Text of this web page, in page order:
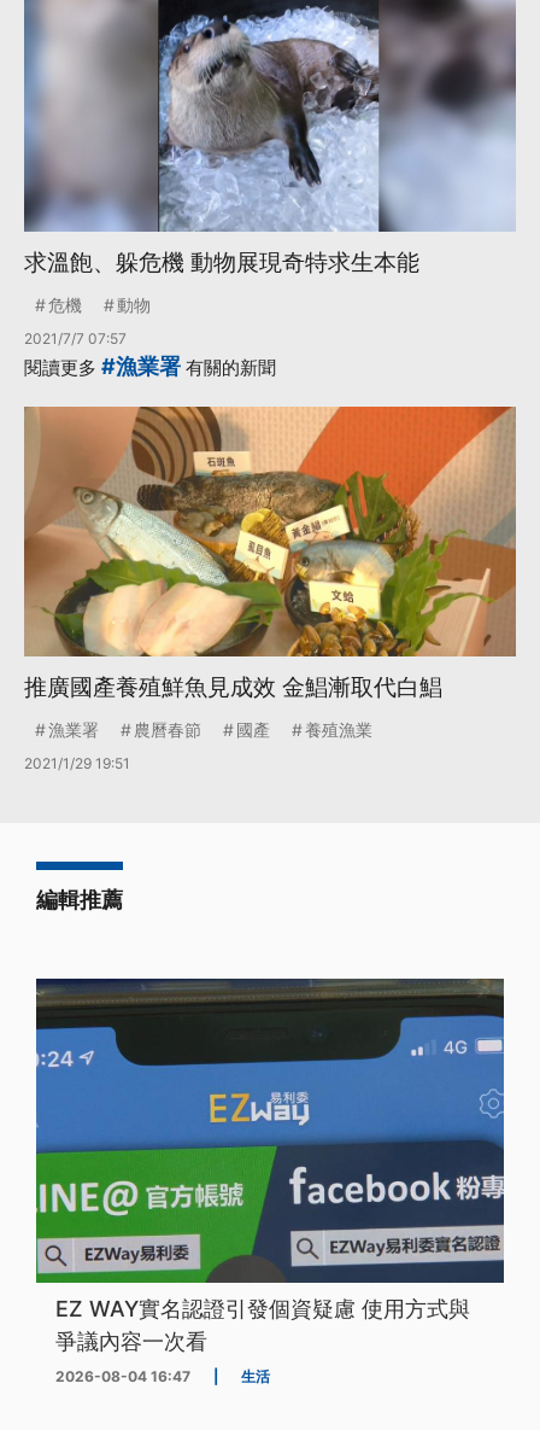
求溫飽、躲危機 動物展現奇特求生本能
危機 動物
2021/7/7 07:57
閱讀更多 #漁業署 有關的新聞
推廣國產養殖鮮魚見成效 金鯧漸取代白鯧
漁業署 農曆春節 國產 養殖漁業
2021/1/29 19:51
編輯推薦
EZ WAY實名認證引發個資疑慮 使用方式與
爭議內容一次看
2026-08-04 16:47 生活